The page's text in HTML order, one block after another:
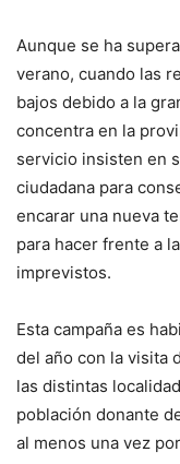
Aunque se ha
verano, cuando las
bajos debido a la
concentra en la
servicio insisten en
ciudadana para
encarar una nueva
para hacer frente a
imprevistos.
Esta campaña es
del año con la visita
las distintas
población donante
al menos una vez